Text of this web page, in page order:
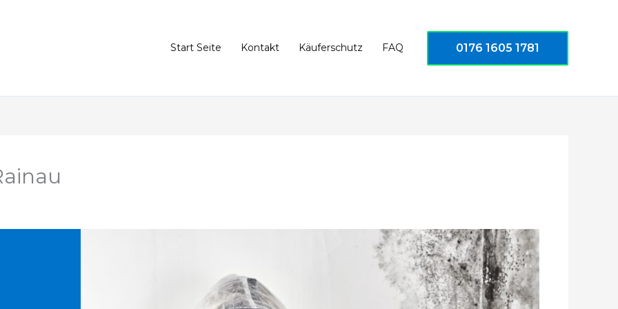
Start Seite Kontakt Käuferschutz FAQ 0176 1605 1781